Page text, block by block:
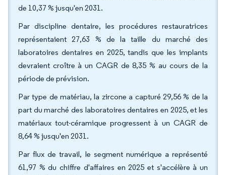
de 10,37 % jusqu'en 2031.
Par discipline dentaire, les procédures restauratrices
représentaient 27,63 % de la taille du marché des
laboratoires dentaires en 2025, tandis que les implants
devraient croître à un CAGR de 8,35 % au cours de la
période de prévision.
Par type de matériau, la zircone a capturé 29,56 % de la
part du marché des laboratoires dentaires en 2025, et les
matériaux tout-céramique progressent à un CAGR de
8,64 % jusqu'en 2031.
Par flux de travail, le segment numérique a représenté
61,97 % du chiffre d'affaires en 2025 et s'accélère à un